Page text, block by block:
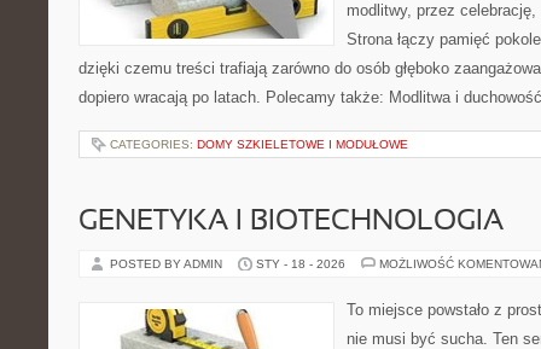
modlitwy, przez
Strona łączy pamięć
dzięki czemu treści trafiają zarówno do osób głęboko
dopiero wracają po latach. Polecamy także: Modlitwa i
CATEGORIES: DOMY SZKIELETOWE I MODUŁOWE
GENETYKA I BIOTECHNOLOGIA
POSTED BY ADMIN STY - 18 - 2026 MOŻLIWOŚĆ
To miejsce powstało z
nie musi być sucha. Ten